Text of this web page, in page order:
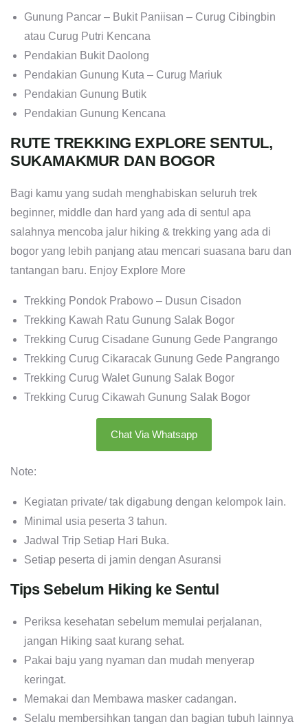
Gunung Pancar – Bukit Paniisan – Curug Cibingbin
atau Curug Putri Kencana
Pendakian Bukit Daolong
Pendakian Gunung Kuta – Curug Mariuk
Pendakian Gunung Butik
Pendakian Gunung Kencana
RUTE TREKKING EXPLORE SENTUL,
SUKAMAKMUR DAN BOGOR
Bagi kamu yang sudah menghabiskan seluruh trek
beginner, middle dan hard yang ada di sentul apa
salahnya mencoba jalur hiking & trekking yang ada di
bogor yang lebih panjang atau mencari suasana baru dan
tantangan baru. Enjoy Explore More
Trekking Pondok Prabowo – Dusun Cisadon
Trekking Kawah Ratu Gunung Salak Bogor
Trekking Curug Cisadane Gunung Gede Pangrango
Trekking Curug Cikaracak Gunung Gede Pangrango
Trekking Curug Walet Gunung Salak Bogor
Trekking Curug Cikawah Gunung Salak Bogor
Chat Via Whatsapp
Note:
Kegiatan private/ tak digabung dengan kelompok lain.
Minimal usia peserta 3 tahun.
Jadwal Trip Setiap Hari Buka.
Setiap peserta di jamin dengan Asuransi
Tips Sebelum Hiking ke Sentul
Periksa kesehatan sebelum memulai perjalanan,
jangan Hiking saat kurang sehat.
Pakai baju yang nyaman dan mudah menyerap
keringat.
Memakai dan Membawa masker cadangan.
Selalu membersihkan tangan dan bagian tubuh lainnya